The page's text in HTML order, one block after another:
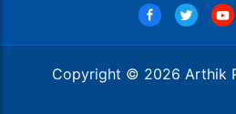
Copyright © 2026 Arthik